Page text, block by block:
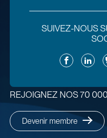
SUIVEZ-NOUS
Facebook
REJOIGNEZ NOS 70
Devenir membre